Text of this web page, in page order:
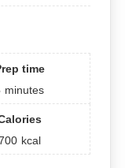
time
minutes
kcal